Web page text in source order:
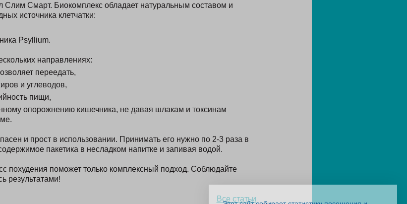
Слим Смарт. Биокомплекс обладает натуральным составом и
источника клетчатки:
Psyllium.
направлениях:
переедать,
и углеводов,
пищи,
опорожнению кишечника, не давая шлакам и токсинам
и прост в использовании. Принимать его нужно по 2-3 раза в
пакетика в несладком напитке и запивая водой.
похудения поможет только комплексный подход. Соблюдайте
результатами!
Все статьи